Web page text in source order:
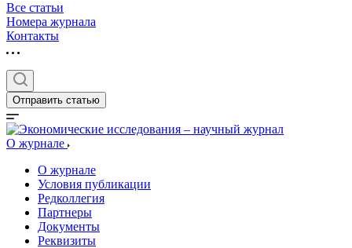
Все статьи
Номера журнала
Контакты
Отправить статью
О журнале
О журнале
Условия публикации
Редколлегия
Партнеры
Документы
Реквизиты